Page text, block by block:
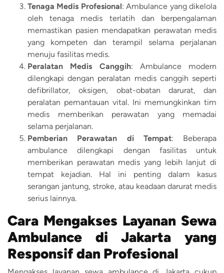
Tenaga Medis Profesional: Ambulance yang dikelola
oleh tenaga medis terlatih dan berpengalaman
memastikan pasien mendapatkan perawatan medis
yang kompeten dan terampil selama perjalanan
menuju fasilitas medis.
Peralatan Medis Canggih: Ambulance modern
dilengkapi dengan peralatan medis canggih seperti
defibrillator, oksigen, obat-obatan darurat, dan
peralatan pemantauan vital. Ini memungkinkan tim
medis memberikan perawatan yang memadai
selama perjalanan.
Pemberian Perawatan di Tempat: Beberapa
ambulance dilengkapi dengan fasilitas untuk
memberikan perawatan medis yang lebih lanjut di
tempat kejadian. Hal ini penting dalam kasus
serangan jantung, stroke, atau keadaan darurat medis
serius lainnya.
Cara Mengakses Layanan Sewa
Ambulance di Jakarta yang
Responsif dan Profesional